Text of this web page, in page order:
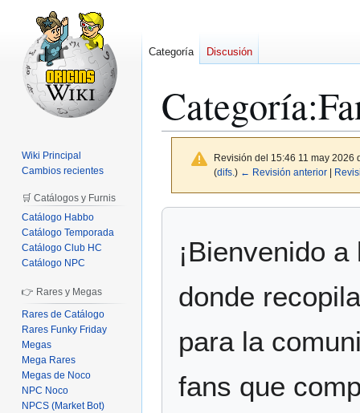
Categoría:
Revisión del 15:46 11 may 2026
(difs. ) ← Revisión anterior|
Ir
navegación
Ir
búsqueda
¡Bienvenido
donde
para la
fans que
Categoría Discusión
Wiki Principal
Cambios recientes
🛒 Catálogos y Furnis
Catálogo Habbo
Catálogo Temporada
Catálogo Club HC
Catálogo NPC
👉 Rares y Megas
Rares de Catálogo
Rares Funky Friday
Megas
Mega Rares
Megas de Noco
NPC Noco
NPCS (Market Bot)